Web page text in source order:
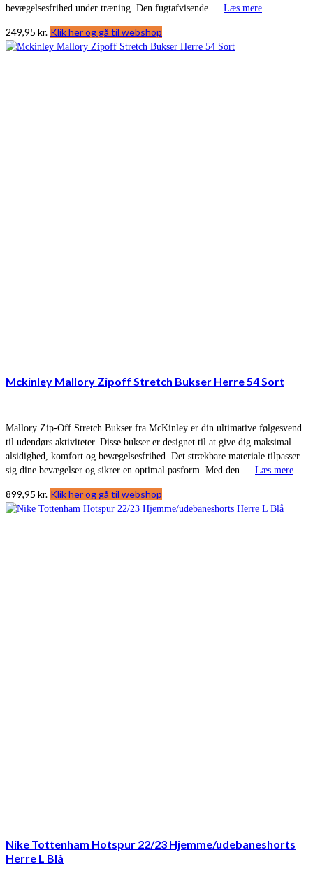
bevægelsesfrihed under træning. Den fugtafvisende … Læs mere
249,95 kr. Klik her og gå til webshop
Mckinley Mallory Zipoff Stretch Bukser Herre 54 Sort
Mallory Zip-Off Stretch Bukser fra McKinley er din ultimative følgesvend
til udendørs aktiviteter. Disse bukser er designet til at give dig maksimal
alsidighed, komfort og bevægelsesfrihed. Det strækbare materiale tilpasser
sig dine bevægelser og sikrer en optimal pasform. Med den … Læs mere
899,95 kr. Klik her og gå til webshop
Nike Tottenham Hotspur 22/23 Hjemme/udebaneshorts
Herre L Blå